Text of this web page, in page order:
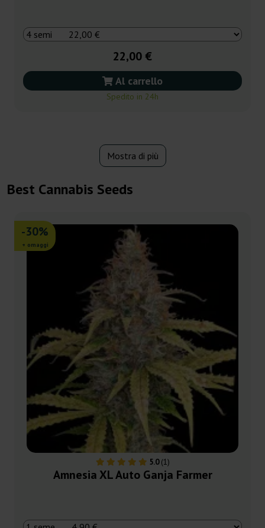
22,00 €
Al carrello
Spedito in 24h
Mostra di più
Best Cannabis Seeds
5.0(1)
-30%
+ omaggi
Amnesia XL Auto Ganja Farmer